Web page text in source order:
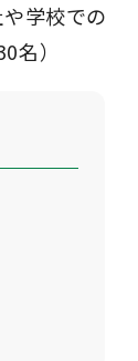
学校での
名）